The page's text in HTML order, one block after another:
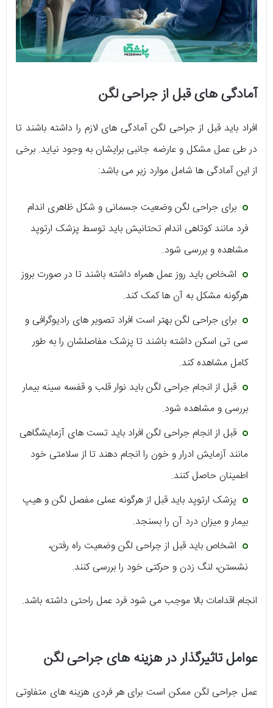
آمادگی های قبل از جراحی لگن
افراد باید قبل از جراحی لگن آمادگی های لازم را داشته باشند تا
در طی عمل مشکل و عارضه جانبی برایشان به وجود نیاید. برخی
از این آمادگی ها شامل موارد زیر می باشد:
برای جراحی لگن وضعیت جسمانی و شکل ظاهری اندام
فرد مانند کوتاهی اندام تحتانیش باید توسط پزشک ارتوپد
مشاهده و بررسی شود.
اشخاص باید روز عمل همراه داشته باشند تا در صورت بروز
هرگونه مشکل به آن ها کمک کند.
برای جراحی لگن بهتر است افراد تصویر های رادیوگرافی و
سی تی اسکن داشته باشند تا پزشک مفاصلشان را به طور
کامل مشاهده کند.
قبل از انجام جراحی لگن باید نوار قلب و قفسه سینه بیمار
بررسی و مشاهده شود.
قبل از انجام جراحی لگن افراد باید تست های آزمایشگاهی
مانند آزمایش ادرار و خون را انجام دهند تا از سلامتی خود
اطمینان حاصل کنند.
پزشک ارتوپد باید قبل از هرگونه عملی مفصل لگن و هیپ
بیمار و میزان درد آن را بسنجد.
اشخاص باید قبل از جراحی لگن وضعیت راه رفتن،
نشستن، لنگ زدن و حرکتی خود را بررسی کنند.
انجام اقدامات بالا موجب می شود فرد عمل راحتی داشته باشد.
عوامل تاثیرگذار در هزینه های جراحی لگن
عمل جراحی لگن ممکن است برای هر فردی هزینه های متفاوتی